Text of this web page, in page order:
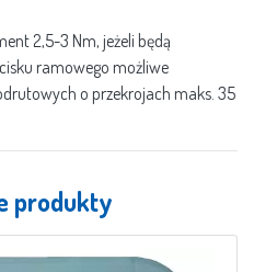
2,5-3 Nm, jeżeli będą
ramowego możliwe
o przekrojach maks. 35
produkty